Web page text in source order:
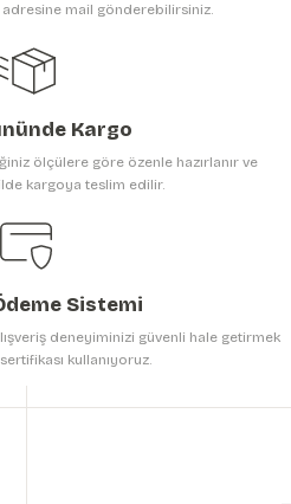
Gönder
mail gönderebilirsiniz.
Kargo
ölçülere göre özenle hazırlanır ve
kargoya teslim edilir.
Sistemi
deneyiminizi güvenli hale getirmek
kullanıyoruz.